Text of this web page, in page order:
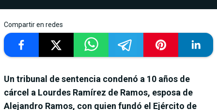
Compartir en redes
Un tribunal de sentencia condenó a 10 años de
cárcel a Lourdes Ramírez de Ramos, esposa de
Alejandro Ramos, con quien fundó el Ejército de